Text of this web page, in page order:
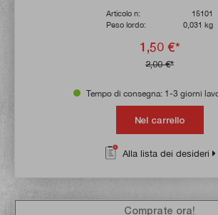
Articolo n:
15101
Peso lordo:
0,031 kg
1,50 €*
2,00 €*
Tempo di consegna: 1-3 giorni
Nel carrello
Alla lista dei desideri
Comprate ora!